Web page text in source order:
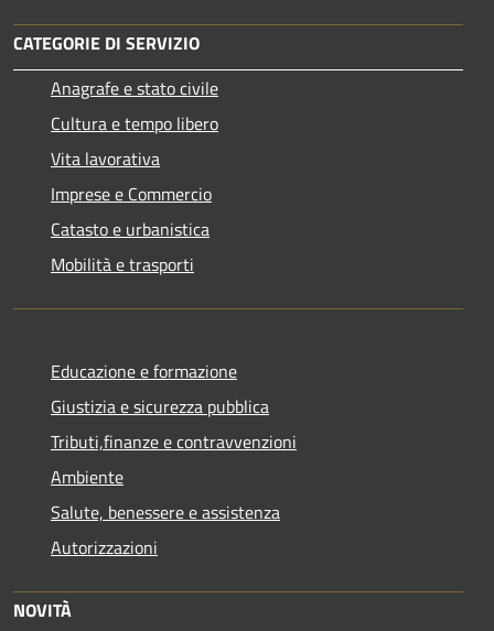
CATEGORIE DI SERVIZIO
Anagrafe e stato civile
Cultura e tempo libero
Vita lavorativa
Imprese e Commercio
Catasto e urbanistica
Mobilità e trasporti
Educazione e formazione
Giustizia e sicurezza pubblica
Tributi,finanze e contravvenzioni
Ambiente
Salute, benessere e assistenza
Autorizzazioni
NOVITÀ